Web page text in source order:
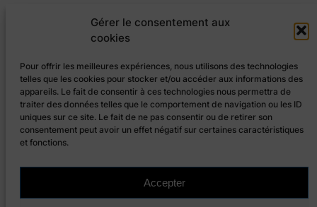
Gérer le consentement aux
cookies
Pour offrir les meilleures expériences, nous utilisons des technologies
telles que les cookies pour stocker et/ou accéder aux informations des
appareils. Le fait de consentir à ces technologies nous permettra de
traiter des données telles que le comportement de navigation ou les ID
uniques sur ce site. Le fait de ne pas consentir ou de retirer son
consentement peut avoir un effet négatif sur certaines caractéristiques
et fonctions.
Accepter
catégories